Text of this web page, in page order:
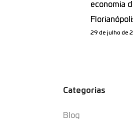
economia
29 de julho de
Categorias
Blog